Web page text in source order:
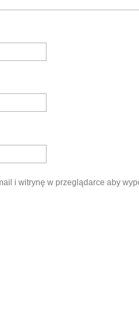
i witrynę w przeglądarce aby